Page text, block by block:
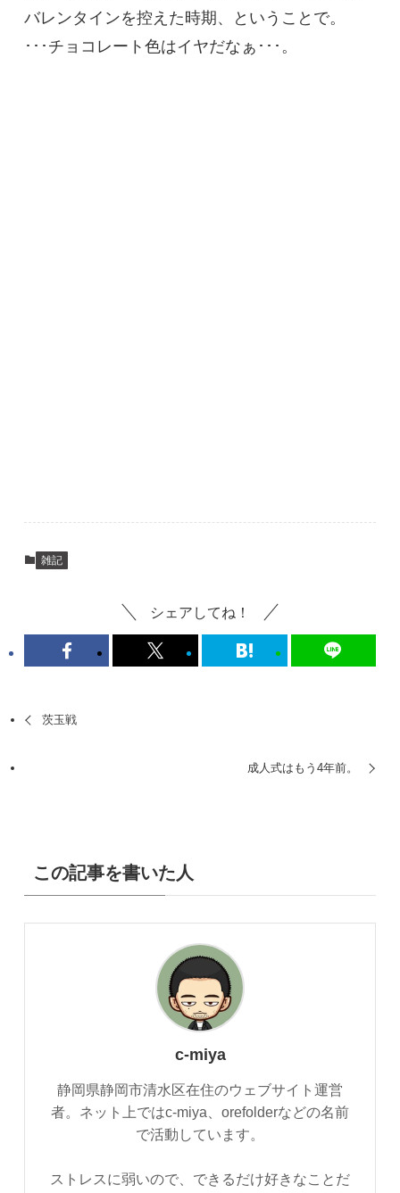
バレンタインを控えた時期、ということで。
･･･チョコレート色はイヤだなぁ･･･。
雑記
シェアしてね！
茨玉戦
成人式はもう4年前。
この記事を書いた人
c-miya
静岡県静岡市清水区在住のウェブサイト運営
者。ネット上ではc-miya、orefolderなどの名前
で活動しています。
ストレスに弱いので、できるだけ好きなことだ